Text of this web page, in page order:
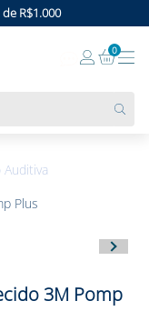
R$1.000
0
Plus
3M Pomp